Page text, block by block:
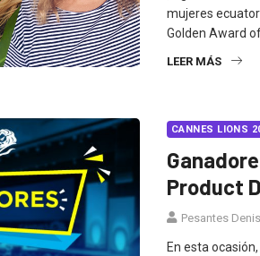
mujeres
Golden Award
LEER MÁS
CANNES LIONS
Product
Pesantes
En esta